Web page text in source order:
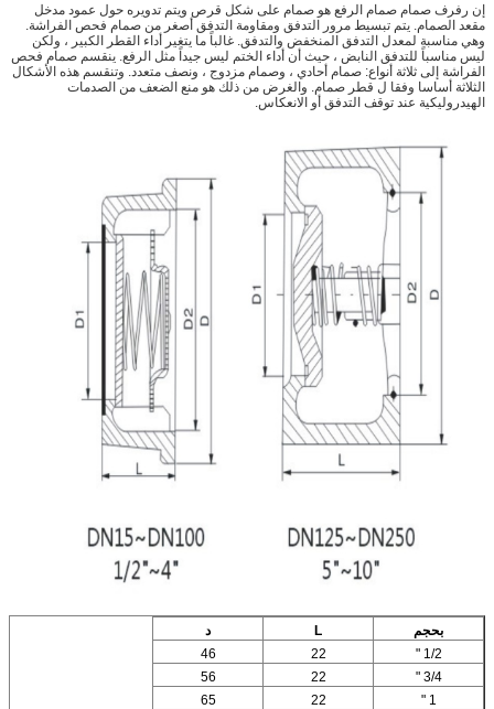
إن رفرف صمام صمام الرفع هو صمام على شكل قرص ويتم تدويره حول عمود مدخل
مقعد الصمام. يتم تبسيط مرور التدفق ومقاومة التدفق أصغر من صمام فحص الفراشة.
وهي مناسبة لمعدل التدفق المنخفض والتدفق. غالباً ما يتغير أداء القطر الكبير ، ولكن
ليس مناسباً للتدفق النابض ، حيث أن أداء الختم ليس جيداً مثل الرفع. ينقسم صمام فحص
الفراشة إلى ثلاثة أنواع: صمام أحادي ، وصمام مزدوج ، ونصف متعدد. وتنقسم هذه الأشكال
الثلاثة أساسا وفقا ل قطر صمام. والغرض من ذلك هو منع الضعف من الصدمات
الهيدروليكية عند توقف التدفق أو الانعكاس.
بحجم L
د
1/2 "
22
46
3/4 "
22
56
1 "
22
65